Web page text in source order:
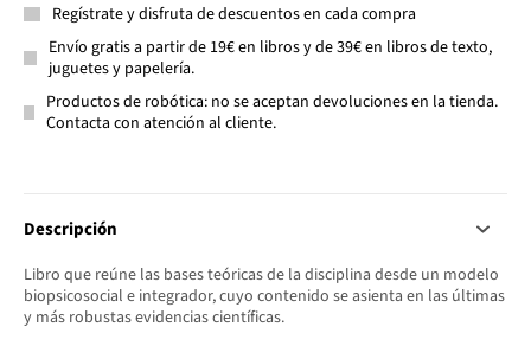
Regístrate y disfruta de descuentos en cada compra
Envío gratis a partir de 19€ en libros y de 39€ en libros de texto,
juguetes y papelería.
Productos de robótica: no se aceptan devoluciones en la tienda.
Contacta con atención al cliente.
Descripción
Libro que reúne las bases teóricas de la disciplina desde un modelo
biopsicosocial e integrador, cuyo contenido se asienta en las últimas
y más robustas evidencias científicas.